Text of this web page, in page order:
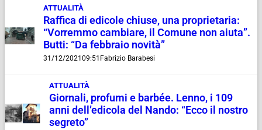
ATTUALITÀ
Raffica di edicole chiuse, una proprietaria:
“Vorremmo cambiare, il Comune non aiuta”.
Butti: “Da febbraio novità”
31/12/202109:51 Fabrizio Barabesi
ATTUALITÀ
Giornali, profumi e barbée. Lenno, i 109
anni dell’edicola del Nando: “Ecco il nostro
segreto”